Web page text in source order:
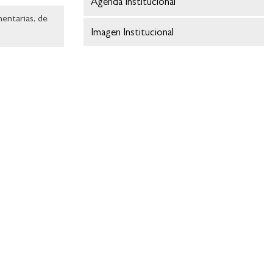
de
Imagen Institucional